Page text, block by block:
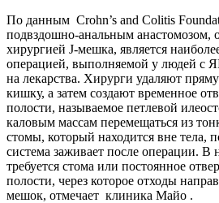
По данным Crohn’s and Colitis
подвздошно-анальным анастомозом,
хирургией J-мешка, является
операцией, выполняемой у людей с
на лекарства. Хирурги удаляют
кишку, а затем создают временное
полости, называемое петлевой
каловым массам перемещаться из
стомы, который находится вне тела,
система заживает после операции. В
требуется стома или постоянное
полости, через которое отходы
мешок, отмечает клиника Майо .